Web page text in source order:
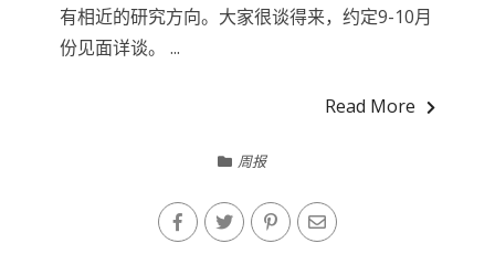
有相近的研究方向。大家很谈得来，约定9-10月
份见面详谈。 ...
Read More
周报